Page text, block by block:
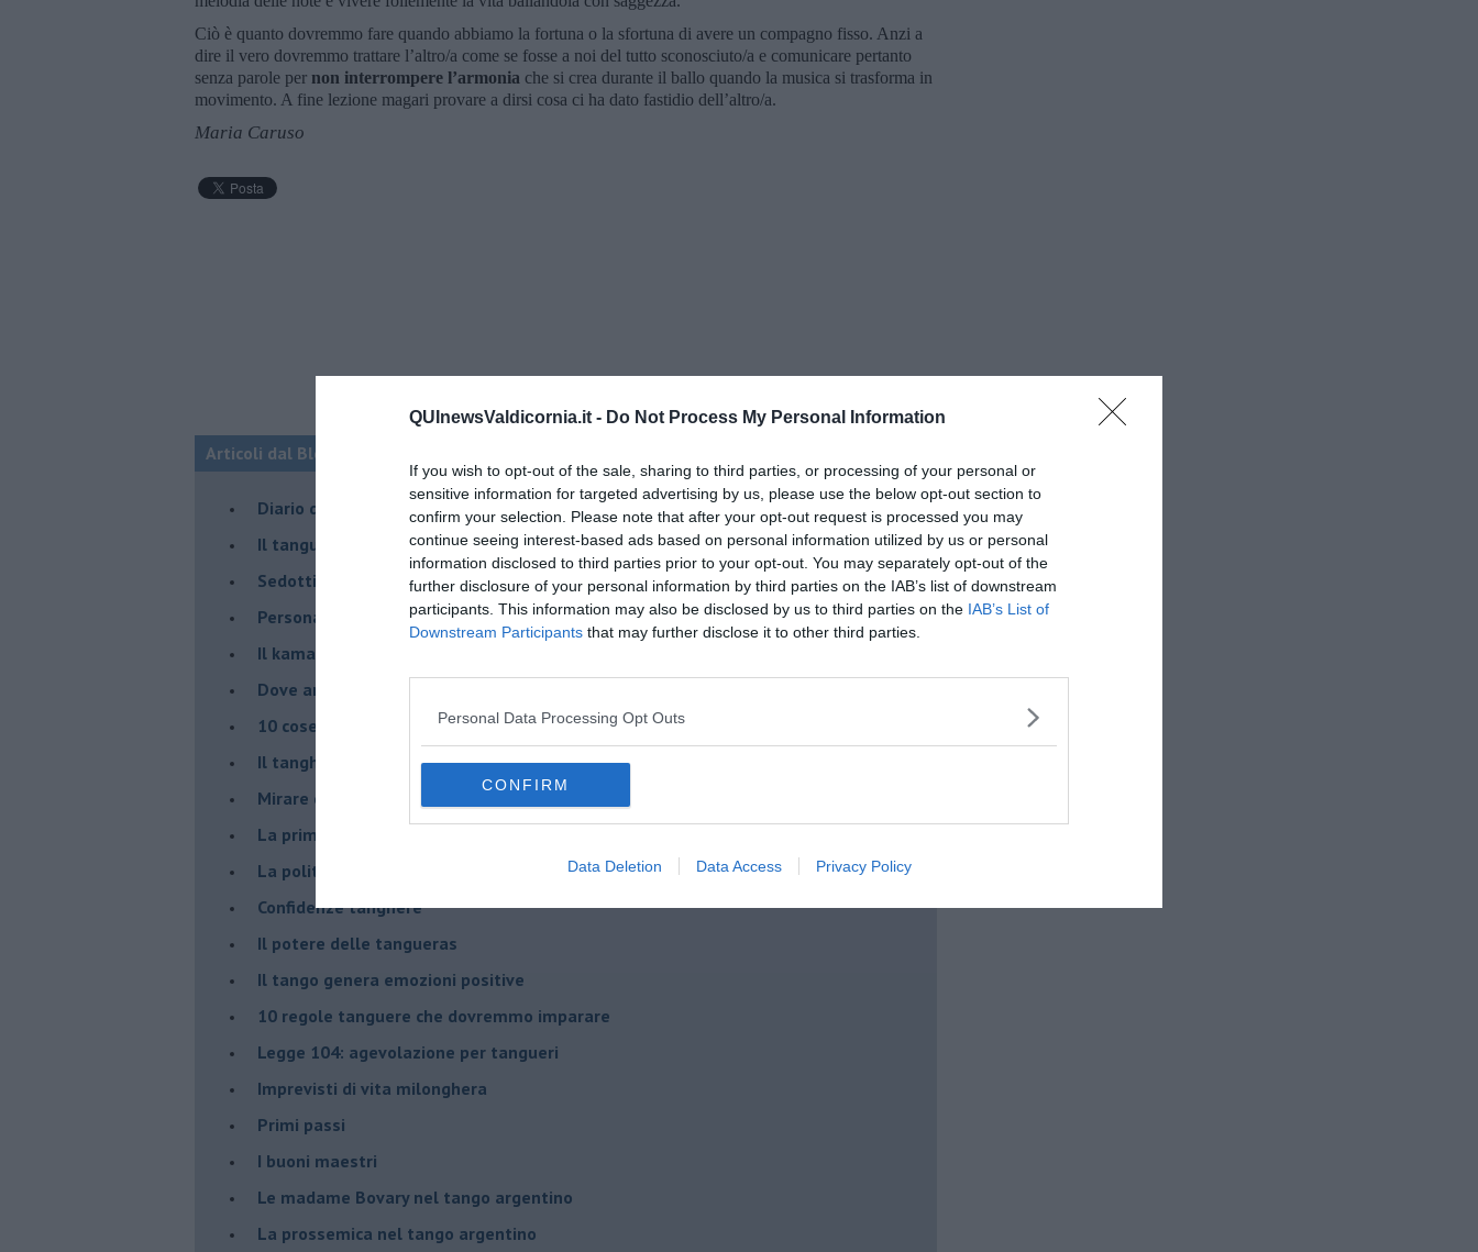
QUInewsValdicornia.it - Do Not Process My Personal Information
If you wish to opt-out of the sale, sharing to third parties, or processing of your personal or
sensitive information for targeted advertising by us, please use the below opt-out section to
confirm your selection. Please note that after your opt-out request is processed you may
continue seeing interest-based ads based on personal information utilized by us or personal
information disclosed to third parties prior to your opt-out. You may separately opt-out of the
further disclosure of your personal information by third parties on the IAB’s list of downstream
participants. This information may also be disclosed by us to third parties on the IAB’s List of
Downstream Participants that may further disclose it to other third parties.
Personal Data Processing Opt Outs
CONFIRM
Data Deletion Data Access Privacy Policy
Ciò è quanto dovremmo fare quando abbiamo la fortuna o la sfortuna di avere un compagno fisso. Anzi a
dire il vero dovremmo trattare l’altro/a come se fosse a noi del tutto sconosciuto/a e comunicare pertanto
senza parole per non interrompere l’armonia che si crea durante il ballo quando la musica si trasforma in
movimento. A fine lezione magari provare a dirsi cosa ci ha dato fastidio dell’altro/a.
Maria Caruso
Articoli dal Blog “Parole milonguere” di Maria Caruso
Diario di una tanghera
Il tanguero che entra in pista
Sedotti e abbandonati nel tango argentino
Personalità tanguera
Il kamasutango
Dove andiamo stasera?
10 cose da non dire a fine tanda
Il tanghero odioso
Mirare con la PNL
La prima volta
La politica nel tango argentino
Confidenze tanghere
Il potere delle tangueras
Il tango genera emozioni positive
10 regole tanguere che dovremmo imparare
Legge 104: agevolazione per tangueri
Imprevisti di vita milonghera
Primi passi
I buoni maestri
Le madame Bovary nel tango argentino
La prossemica nel tango argentino